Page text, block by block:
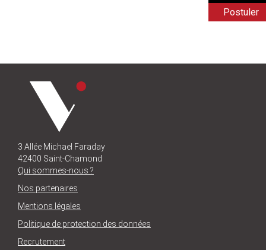
Postuler
3 Allée Michael Faraday
42400 Saint-Chamond
Qui sommes-nous ?
Nos partenaires
Mentions légales
Politique de protection des données
Recrutement